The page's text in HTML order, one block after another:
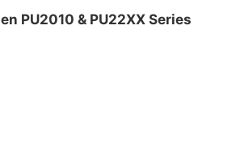
PU2010 & PU22XX Series